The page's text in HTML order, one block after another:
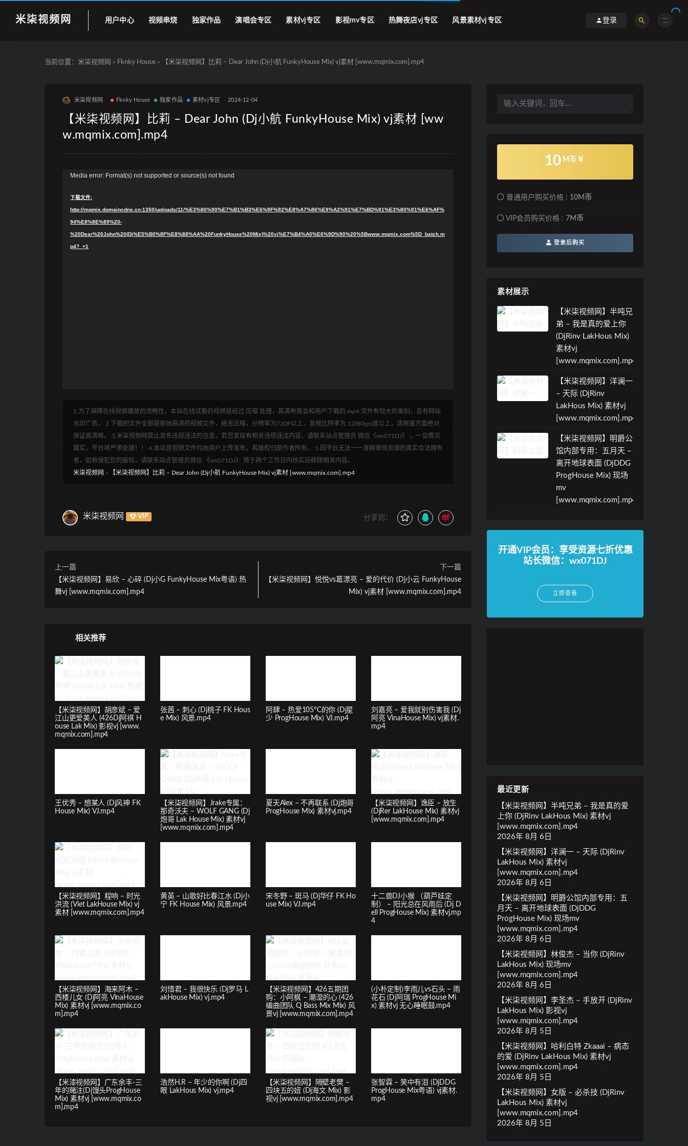
米柒视频网 用户中心 视频串烧 独家作品 演唱会专区 素材vj专区 影视mv专区 热舞夜店vj专区 风景素材vj专区 登录
当前位置： 米柒视频网 > Fknky House > 【米柒视频网】比莉 – Dear John (Dj小航 FunkyHouse Mix) vj素材 [www.mqmix.com].mp4
米柒视频网 Fknky House 独家作品 素材vj专区 2024-12-04
【米柒视频网】比莉 – Dear John (Dj小航 FunkyHouse Mix) vj素材 [ww
w.mqmix.com].mp4
Media error: Format(s) not supported or source(s) not found
下载文件:
http://mqmix.domaincdns.cn:1350/uploads/11/%E3%80%90%E7%B1%B3%E6%9F%92%E8%A7%86%E9%A2%91%E7%BD%91%E3%80%91%E6%AF%
94%E8%8E%89%20-
%20Dear%20John%20(Dj%E5%B0%8F%E8%88%AA%20FunkyHouse%20Mix)%20vj%E7%B4%A0%E6%9D%90%20%5Bwww.mqmix.com%5D_batch.m
p4?_=1
1.为了保障在线视频播放的流畅性，本站在线试看的视频是经过 压缩 处理，其清晰度会和用户下载的 mp4 文件有较大的差别，且有网站
水印广告。 2.下载的文件全部是原始高清的视频文件，绝无压缩，分辨率为720P以上，音频比特率为 128Kbps或以上，清晰度方面绝对
保证高清晰。 3.米柒视频网禁止发布违规违法的信息，若您发现有相关违规违法内容，请联系站点管理员 微信《wx071DJ》 ，一旦情况
属实，平台将严肃处理！！ 4.本站音视频文件均由用户上传发布，其版权归原作者所有。 5.因平台无法一一准确审核资源的真实合法拥有
者，如有侵犯您的版权，请联系站点管理员微信 《wx071DJ》 将于两个工作日内核实后移除相关内容。
米柒视频网 » 【米柒视频网】比莉 – Dear John (Dj小航 FunkyHouse Mix) vj素材 [www.mqmix.com].mp4
米柒视频网 VIP 分享到：
上一篇
【米柒视频网】易欣 – 心碎 (Dj小G FunkyHouse Mix粤语) 热
舞vj [www.mqmix.com].mp4
下一篇
【米柒视频网】悦悦vs葛漂亮 – 爱的代价 (Dj小云 FunkyHouse
Mix) vj素材 [www.mqmix.com].mp4
相关推荐
【米柒视频网】胡彦斌 – 爱
江山更爱美人 (426Dj阿祺 H
ouse Lak Mix) 影视vj [www.
mqmix.com].mp4
张茜 – 刺心 (Dj桃子 FK Hous
e Mix) 风景.mp4
阿肆 – 热爱105°C的你 (Dj星
少 ProgHouse Mix) VJ.mp4
刘嘉亮 – 爱我就别伤害我 (Dj
阿亮 VinaHouse Mix) vj素材.
mp4
王优秀 – 想某人 (Dj风神 FK
House Mix) VJ.mp4
【米柒视频网】Jrake专属：
那奇沃夫 – WOLF GANG (Dj
炮哥 Lak House Mix) 素材vj
[www.mqmix.com].mp4
夏天Alex – 不再联系 (Dj炮哥
ProgHouse Mix) 素材vj.mp4
【米柒视频网】逸臣 – 放生
(DjRer LakHouse Mix) 素材vj
[www.mqmix.com].mp4
【米柒视频网】程响 – 时光
洪流 (Viet LakHouse Mix) vj
素材 [www.mqmix.com].mp4
黄英 – 山歌好比春江水 (Dj小
宁 FK House Mix) 风景.mp4
宋冬野 – 斑马 (Dj华仔 FK Ho
use Mix) VJ.mp4
十二兽DJ小猴 （葫芦娃定
制） – 阳光总在风雨后 (Dj D
ell ProgHouse Mix) 素材vj.mp
4
【米柒视频网】海来阿木 –
西楼儿女 (Dj阿亮 VinaHouse
Mix) 素材vj [www.mqmix.co
m].mp4
刘惜君 – 我很快乐 (Dj罗马 L
akHouse Mix) vj.mp4
【米柒视频网】426五期团
购：小阿枫 – 潮湿的心 (426
编曲团队 Q Bass Mix Mix) 风
景vj [www.mqmix.com].mp4
(小朴定制)李雨儿vs石头 – 雨
花石 (Dj阿瑞 ProgHouse Mi
x) 素材vj 无心睡眠鼓.mp4
【米漆视频网】广东余丰-三
年的赌注(Dj馒头ProgHouse
Mix) 素材vj [www.mqmix.co
m].mp4
浩然H.R – 年少的你啊 (Dj四
眼 LakHous Mix) vj.mp4
【米柒视频网】隔壁老樊 –
四块五的妞 (Dj海文 Mix) 影
视vj [www.mqmix.com].mp4
张智霖 – 笑中有泪 (DjDDG
ProgHouse Mix粤语) vj素材.
mp4
10 M币
普通用户购买价格 : 10M币
VIP会员购买价格 : 7M币
登录后购买
素材展示
【米柒视频网】半吨兄
弟 – 我是真的爱上你
(DjRinv LakHous Mix)
素材vj
[www.mqmix.com].mp4
【米柒视频网】洋澜一
– 天际 (DjRinv
LakHous Mix) 素材vj
[www.mqmix.com].mp4
【米柒视频网】明爵公
馆内部专用：五月天 –
离开地球表面 (DjDDG
ProgHouse Mix) 现场
mv
[www.mqmix.com].mp4
开通VIP会员：享受资源七折优惠
站长微信：wx071DJ
立即查看
最近更新
【米柒视频网】半吨兄弟 – 我是真的爱
上你 (DjRinv LakHous Mix) 素材vj
[www.mqmix.com].mp4
2026年 8月 6日
【米柒视频网】洋澜一 – 天际 (DjRinv
LakHous Mix) 素材vj
[www.mqmix.com].mp4
2026年 8月 6日
【米柒视频网】明爵公馆内部专用：五
月天 – 离开地球表面 (DjDDG
ProgHouse Mix) 现场mv
[www.mqmix.com].mp4
2026年 8月 6日
【米柒视频网】林俊杰 – 当你 (DjRinv
LakHous Mix) 现场mv
[www.mqmix.com].mp4
2026年 8月 6日
【米柒视频网】李圣杰 – 手放开 (DjRinv
LakHous Mix) 影视vj
[www.mqmix.com].mp4
2026年 8月 5日
【米柒视频网】哈利白特 Zkaaai – 病态
的爱 (DjRinv LakHous Mix) 素材vj
[www.mqmix.com].mp4
2026年 8月 5日
【米柒视频网】女版 – 必杀技 (DjRinv
LakHous Mix) 素材vj
[www.mqmix.com].mp4
2026年 8月 5日